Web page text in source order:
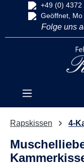
springen
+49 (0) 4372
Geöffnet,
Folge uns
Rapskissen 4-